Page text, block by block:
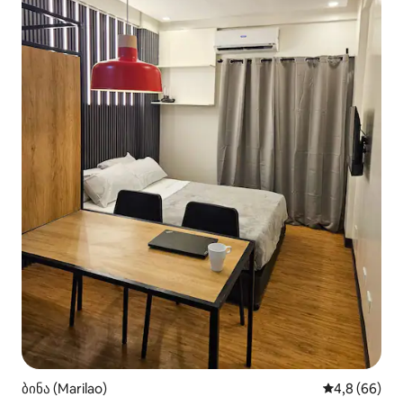
ბინა (Marilao) საშუალო
4,8 (66)